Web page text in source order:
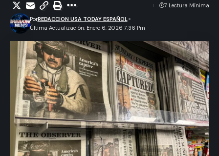
Última Actualización: Enero 6, 2026 7:36 Pm
PorREDACCION USA TODAY ESPAÑOL
7 Lectura Mínima